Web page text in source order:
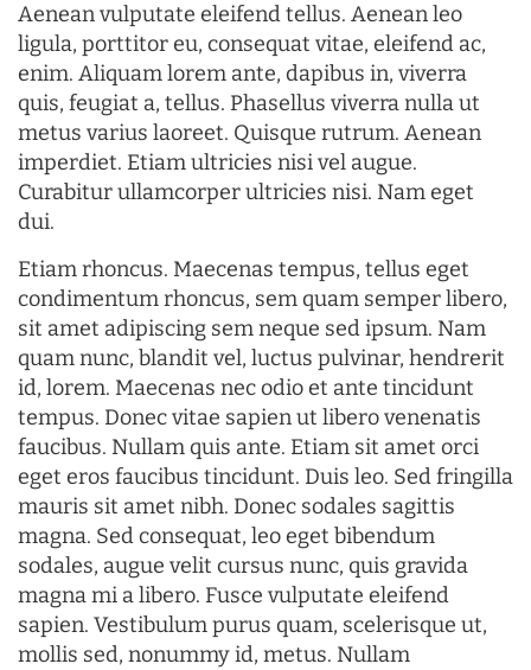
Aenean vulputate eleifend tellus. Aenean leo
ligula, porttitor eu, consequat vitae, eleifend ac,
enim. Aliquam lorem ante, dapibus in, viverra
quis, feugiat a, tellus. Phasellus viverra nulla ut
metus varius laoreet. Quisque rutrum. Aenean
imperdiet. Etiam ultricies nisi vel augue.
Curabitur ullamcorper ultricies nisi. Nam eget
dui.
Etiam rhoncus. Maecenas tempus, tellus eget
condimentum rhoncus, sem quam semper libero,
sit amet adipiscing sem neque sed ipsum. Nam
quam nunc, blandit vel, luctus pulvinar, hendrerit
id, lorem. Maecenas nec odio et ante tincidunt
tempus. Donec vitae sapien ut libero venenatis
faucibus. Nullam quis ante. Etiam sit amet orci
eget eros faucibus tincidunt. Duis leo. Sed fringilla
mauris sit amet nibh. Donec sodales sagittis
magna. Sed consequat, leo eget bibendum
sodales, augue velit cursus nunc, quis gravida
magna mi a libero. Fusce vulputate eleifend
sapien. Vestibulum purus quam, scelerisque ut,
mollis sed, nonummy id, metus. Nullam